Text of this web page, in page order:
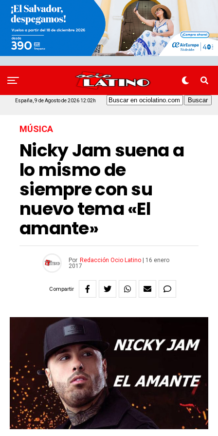
España, 9 de Agosto de 2026 12:02h
MÚSICA
Nicky Jam suena a
lo mismo de
siempre con su
nuevo tema «El
amante»
Por Redacción Ocio Latino
16 enero
2017
Compartir